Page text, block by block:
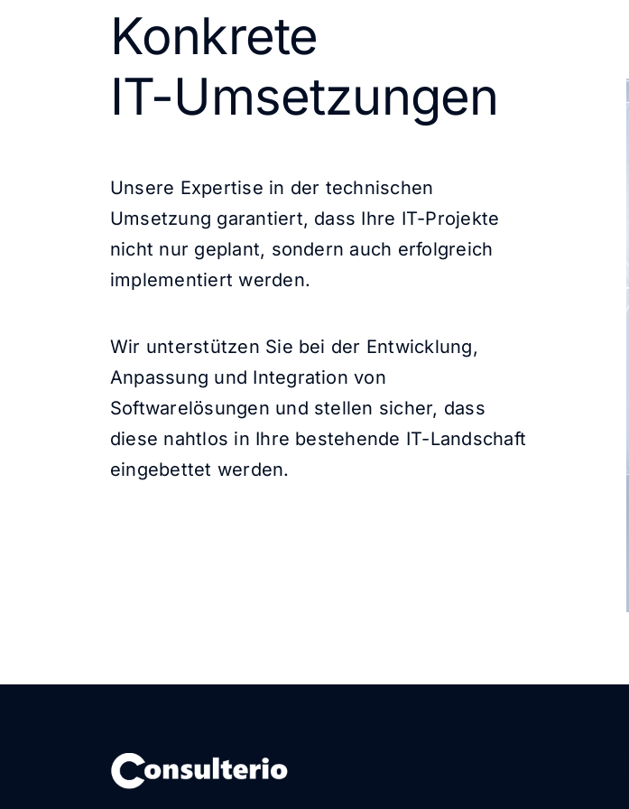
Konkrete
IT-Umsetzungen
Unsere Expertise in der technischen
Umsetzung garantiert, dass Ihre IT-Projekte
nicht nur geplant, sondern auch erfolgreich
implementiert werden.
Wir unterstützen Sie bei der Entwicklung,
Anpassung und Integration von
Softwarelösungen und stellen sicher, dass
diese nahtlos in Ihre bestehende IT-Landschaft
eingebettet werden.